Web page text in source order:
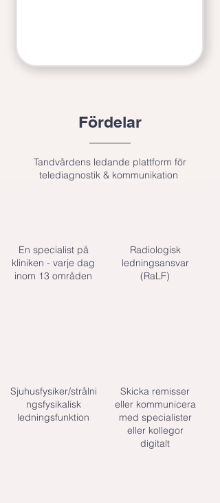
Fördelar
Tandvårdens ledande plattform för
telediagnostik & kommunikation
En specialist på
kliniken - varje dag
inom 13 områden
Radiologisk
ledningsansvar
(RaLF)
Sjuhusfysiker/strålni
ngsfysikalisk
ledningsfunktion
Skicka remisser
eller kommunicera
med specialister
eller kollegor
digitalt